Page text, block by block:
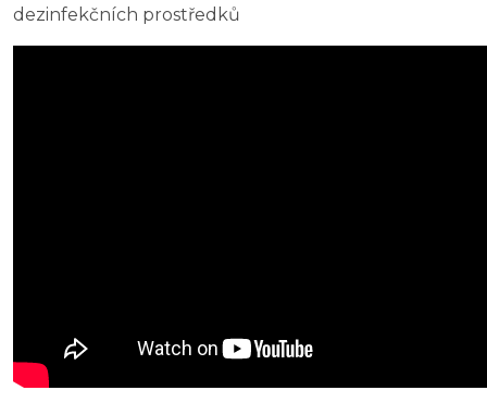
dezinfekčních prostředků